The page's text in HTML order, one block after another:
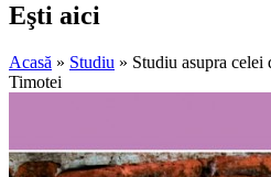
Eşti aici
Acasă » Studiu » Studiu asupra celei
Timotei